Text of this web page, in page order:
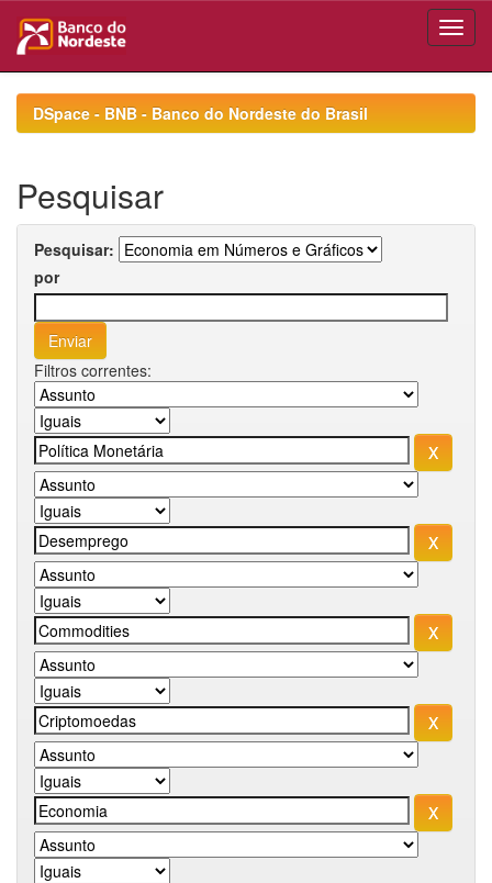
navigationDSpace - BNB - Banco do Nordeste do Brasil
Pesquisar
Pesquisar:
por
Filtros correntes: